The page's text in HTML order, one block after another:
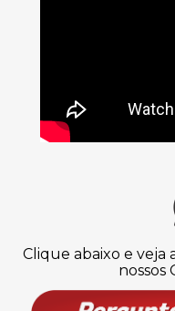
Clique abaixo e veja
nossos